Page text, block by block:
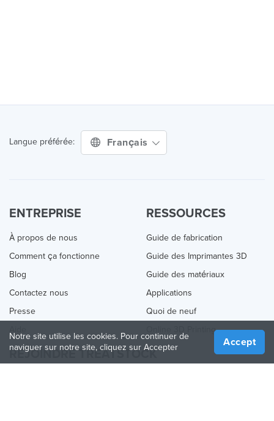
Langue préférée: Français
ENTREPRISE
À propos de nous
Comment ça fonctionne
Blog
Contactez nous
Presse
RESSOURCES
Guide de fabrication
Guide des Imprimantes 3D
Guide des matériaux
Applications
Quoi de neuf
Online 3D Printing
REJOINDRE TREATSTOCK
Notre site utilise les cookies. Pour continuer de
naviguer sur notre site, cliquez sur Accepter
Accept